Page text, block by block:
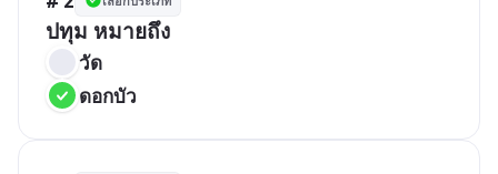
ปทุม หมายถึง
วัด
ดอกบัว